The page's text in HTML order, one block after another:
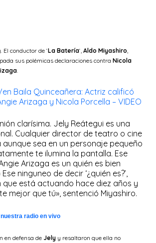
El conductor de ‘La Batería‘, Aldo Miyashiro
sus polémicas declaraciones contraNicola
Baila Quinceañera: Actriz calificó
Arizaga y Nicola Porcella – VIDEO
clarísima. Jely Reátegui es una
Cualquier director de teatro o cine
aunque sea en un personaje pequeño
te ilumina la pantalla. Ese
Angie Arizaga es un quién es bien
ninguneo de decir ‘¿quién es?’,
que está actuando hace diez años y
mejor que tú», sentenció Miyashiro.
radio en vivo
en defensa de Jely y resaltaron que ella no